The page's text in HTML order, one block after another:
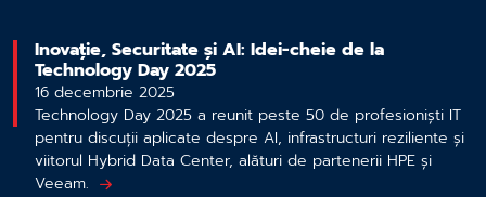
Inovație, Securitate și AI: Idei-cheie de la
Technology Day 2025
16 decembrie 2025
Technology Day 2025 a reunit peste 50 de profesioniști IT
pentru discuții aplicate despre AI, infrastructuri reziliente și
viitorul Hybrid Data Center, alături de partenerii HPE și
Veeam.